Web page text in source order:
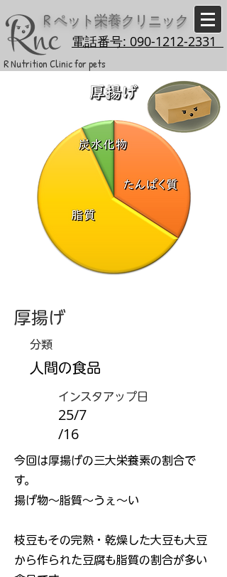
R ペット栄養クリニック
電話番号: 090-1212-2331
R Nutrition Clinic for pets
厚揚げ
分類
人間の食品
インスタアップ日
25/7
/16
今回は厚揚げの三大栄養素の割合で
す。
揚げ物～脂質～うぇ～い
枝豆もその完熟・乾燥した大豆も大豆
から作られた豆腐も脂質の割合が多い